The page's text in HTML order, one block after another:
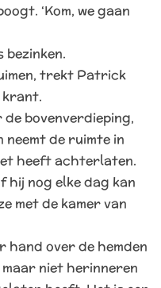
‘Kom, we gaan
bezinken.
trekt Patrick
krant.
bovenverdieping,
de ruimte in
heeft achterlaten.
hij nog elke dag kan
met de kamer van
hand over de hemden
niet herinneren